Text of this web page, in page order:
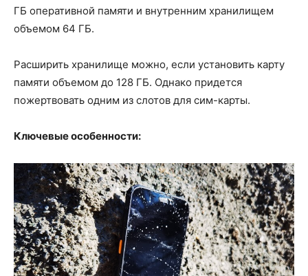
ГБ оперативной памяти и внутренним хранилищем
объемом 64 ГБ.
Расширить хранилище можно, если установить карту
памяти объемом до 128 ГБ. Однако придется
пожертвовать одним из слотов для сим-карты.
Ключевые особенности: